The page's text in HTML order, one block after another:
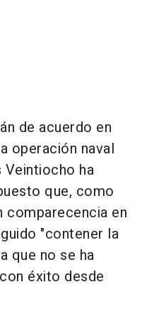
de acuerdo en
operación naval
ha
que, como
en
"contener la
que no se ha
éxito desde